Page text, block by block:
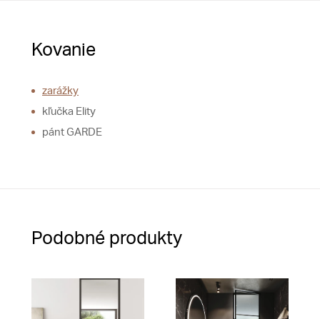
Kovanie
zarážky
kľučka Elity
pánt GARDE
Podobné produkty